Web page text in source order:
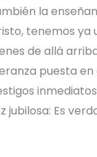
la
tenemos ya
de allá
puesta en
Es